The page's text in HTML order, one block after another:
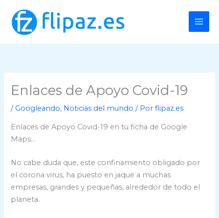
contenido
Enlaces de Apoyo Covid-19
/ Googleando, Noticias del mundo / Porflipaz.es
Enlaces de Apoyo Covid-19 en tu ficha de Google
Maps…
No cabe duda que, este confinamiento obligado por
el corona virus, ha puesto en jaque a muchas
empresas, grandes y pequeñas, alrededor de todo el
planeta.